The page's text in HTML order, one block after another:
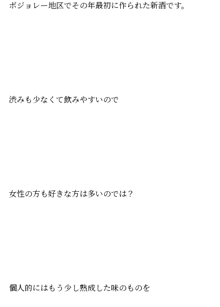
ボジョレー地区でその年最初に作られた新酒です。
渋みも少なくて飲みやすいので
女性の方も好きな方は多いのでは？
個人的にはもう少し熟成した味のものを